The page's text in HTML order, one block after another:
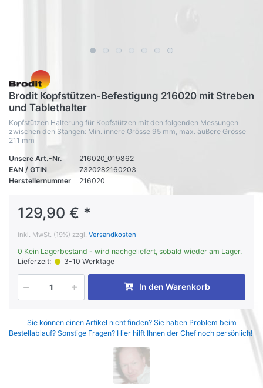
Brodit Kopfstützen-Befestigung 216020 mit Streben
und Tablethalter
Kopfstützen Halterung für Kopfstützen mit den folgenden Messungen
zwischen den Stangen: Min. innere Grösse 95 mm, max. äußere Grösse
211 mm
Unsere Art.-Nr.
216020_019862
EAN / GTIN
7320282160203
Herstellernummer
216020
129,90 € *
inkl. MwSt. (19%) zzgl. Versandkosten
0 Kein Lagerbestand - wird nachgeliefert, sobald wieder am Lager.
Lieferzeit:
3-10 Werktage
In den Warenkorb
Sie können einen Artikel nicht finden? Sie haben Problem beim
Bestellablauf? Sonstige Fragen? Hier hilft Ihnen der Chef noch persönlich!